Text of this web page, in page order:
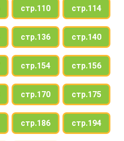
стр.110 стр.114
стр.136 стр.140
стр.154 стр.156
стр.170 стр.175
стр.186 стр.194